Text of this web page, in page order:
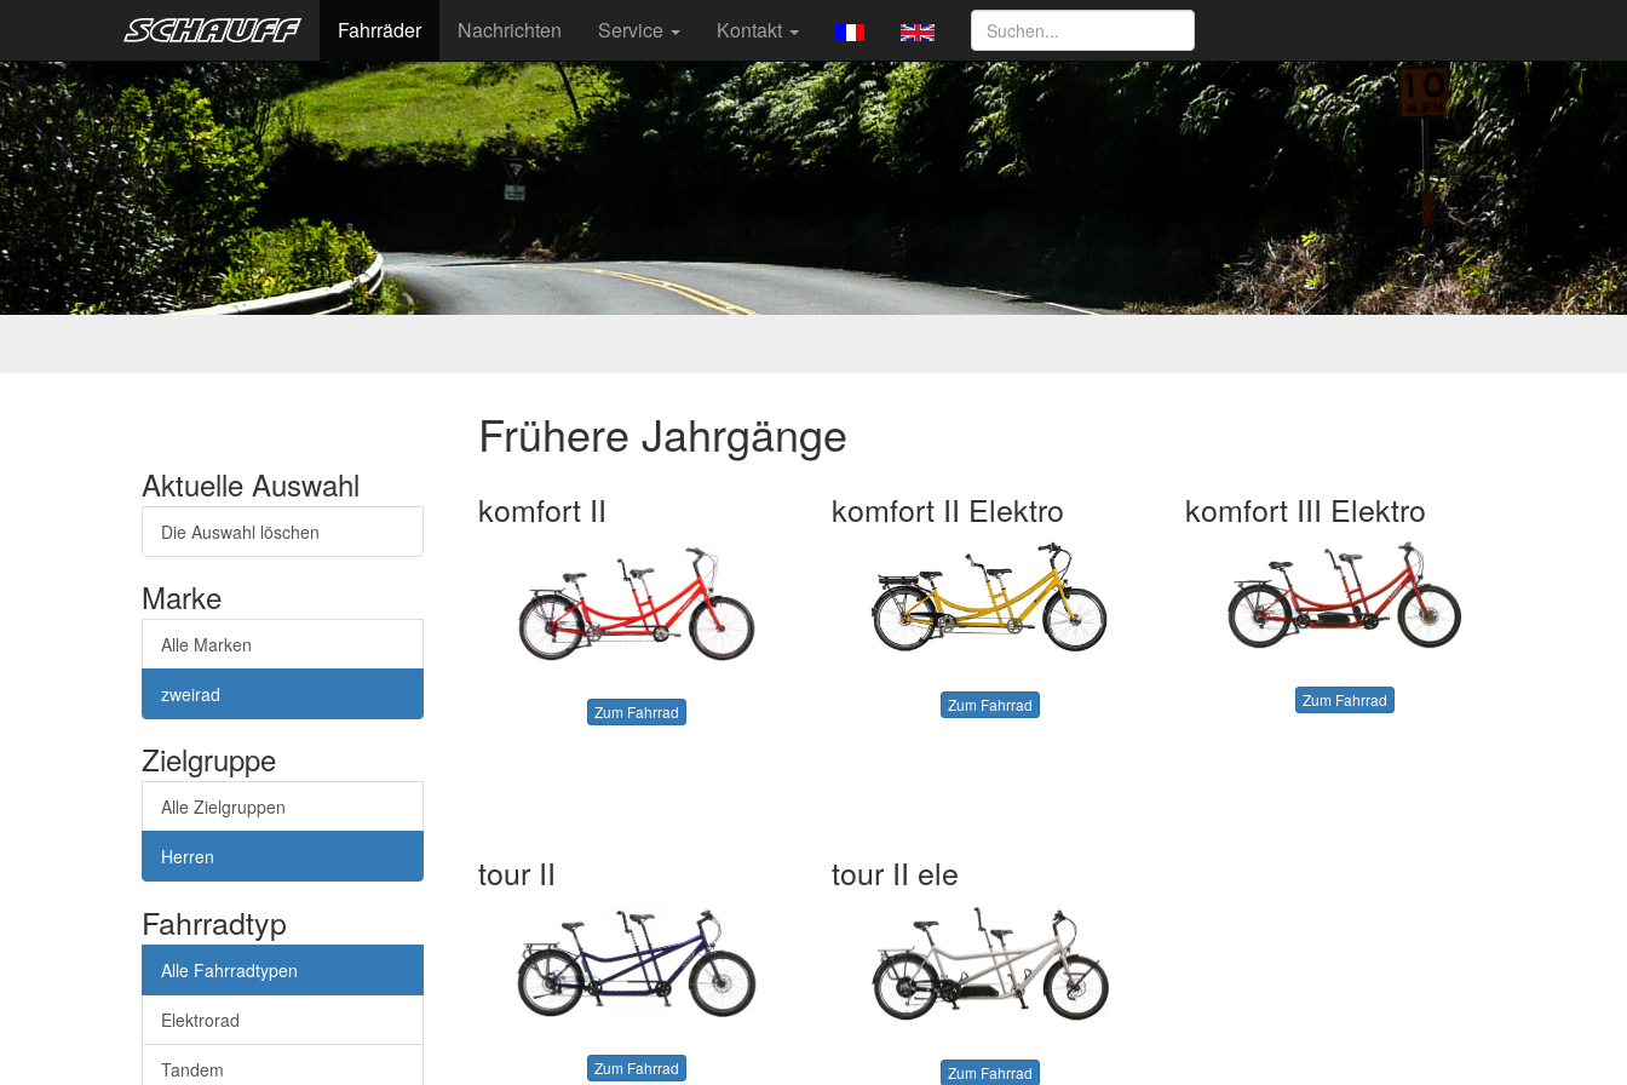
Fahrräder Nachrichten Service Kontakt
Frühere Jahrgänge
Aktuelle Auswahl
Die Auswahl löschen
Marke
Alle Marken
zweirad
Zielgruppe
Alle Zielgruppen
Herren
Fahrradtyp
Alle Fahrradtypen
Elektrorad
Tandem
komfort II
Zum Fahrrad
komfort II Elektro
Zum Fahrrad
komfort III Elektro
Zum Fahrrad
tour II
Zum Fahrrad
tour II ele
Zum Fahrrad